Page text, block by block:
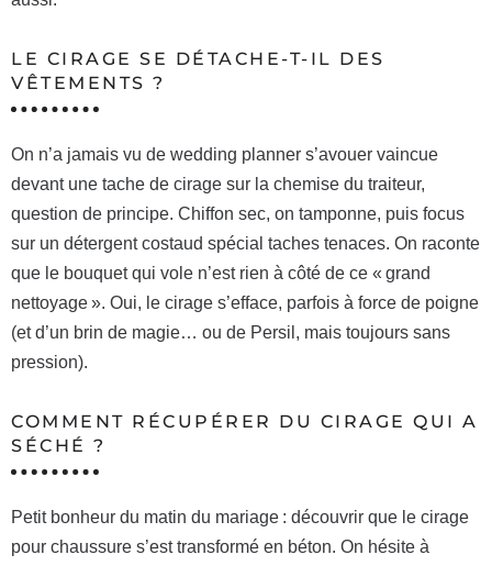
LE CIRAGE SE DÉTACHE-T-IL DES
VÊTEMENTS ?
On n’a jamais vu de wedding planner s’avouer vaincue
devant une tache de cirage sur la chemise du traiteur,
question de principe. Chiffon sec, on tamponne, puis focus
sur un détergent costaud spécial taches tenaces. On raconte
que le bouquet qui vole n’est rien à côté de ce « grand
nettoyage ». Oui, le cirage s’efface, parfois à force de poigne
(et d’un brin de magie… ou de Persil, mais toujours sans
pression).
COMMENT RÉCUPÉRER DU CIRAGE QUI A
SÉCHÉ ?
Petit bonheur du matin du mariage : découvrir que le cirage
pour chaussure s’est transformé en béton. On hésite à